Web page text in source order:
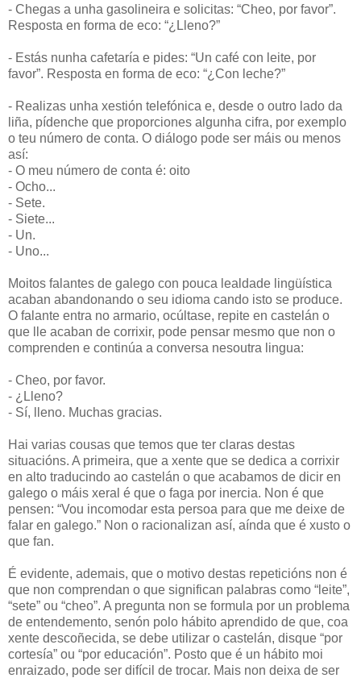
- Chegas a unha gasolineira e solicitas: “Cheo, por favor”.
Resposta en forma de eco: “¿Lleno?”
- Estás nunha cafetaría e pides: “Un café con leite, por
favor”. Resposta en forma de eco: “¿Con leche?”
- Realizas unha xestión telefónica e, desde o outro lado da
liña, pídenche que proporciones algunha cifra, por exemplo
o teu número de conta. O diálogo pode ser máis ou menos
así:
- O meu número de conta é: oito
- Ocho...
- Sete.
- Siete...
- Un.
- Uno...
Moitos falantes de galego con pouca lealdade lingüística
acaban abandonando o seu idioma cando isto se produce.
O falante entra no armario, ocúltase, repite en castelán o
que lle acaban de corrixir, pode pensar mesmo que non o
comprenden e continúa a conversa nesoutra lingua:
- Cheo, por favor.
- ¿Lleno?
- Sí, lleno. Muchas gracias.
Hai varias cousas que temos que ter claras destas
situacións. A primeira, que a xente que se dedica a corrixir
en alto traducindo ao castelán o que acabamos de dicir en
galego o máis xeral é que o faga por inercia. Non é que
pensen: “Vou incomodar esta persoa para que me deixe de
falar en galego.” Non o racionalizan así, aínda que é xusto o
que fan.
É evidente, ademais, que o motivo destas repeticións non é
que non comprendan o que significan palabras como “leite”,
“sete” ou “cheo”. A pregunta non se formula por un problema
de entendemento, senón polo hábito aprendido de que, coa
xente descoñecida, se debe utilizar o castelán, disque “por
cortesía” ou “por educación”. Posto que é un hábito moi
enraizado, pode ser difícil de trocar. Mais non deixa de ser